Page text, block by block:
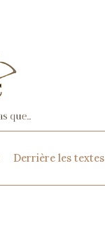
Derrière les textes